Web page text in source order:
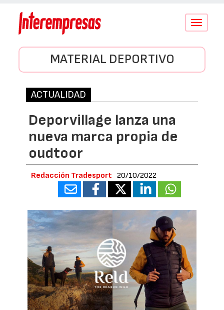
Conmutar
MATERIAL DEPORTIVO
ACTUALIDAD
Deporvillage lanza una
nueva marca propia de
oudtoor
Redacción Tradesport 20/10/2022